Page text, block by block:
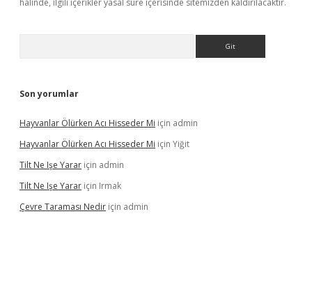
halinde, ilgili içerikler yasal süre içerisinde sitemizden kaldırılacaktır.
Son yorumlar
Hayvanlar Ölürken Acı Hisseder Mi için admin
Hayvanlar Ölürken Acı Hisseder Mi için Yiğit
Tilt Ne Işe Yarar için admin
Tilt Ne Işe Yarar için Irmak
Çevre Taraması Nedir için admin